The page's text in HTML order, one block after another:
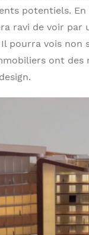
potentiels.
ravi de voir par
pourra vois non
ont des